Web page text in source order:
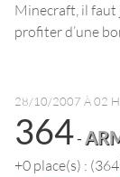
Minecraft, il faut
profiter d’une
28/10/2007 À 02 H
364-
+0 place(s) : (364